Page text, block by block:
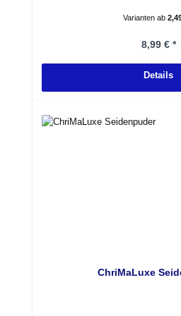
Varianten ab
8,99 € *
Details
ChriMaLuxe